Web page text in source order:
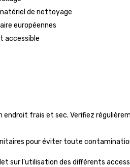
de nettoyage
européennes
accessible
frais et sec. Verifiez
pour éviter toute
sur l'utilisation des différents